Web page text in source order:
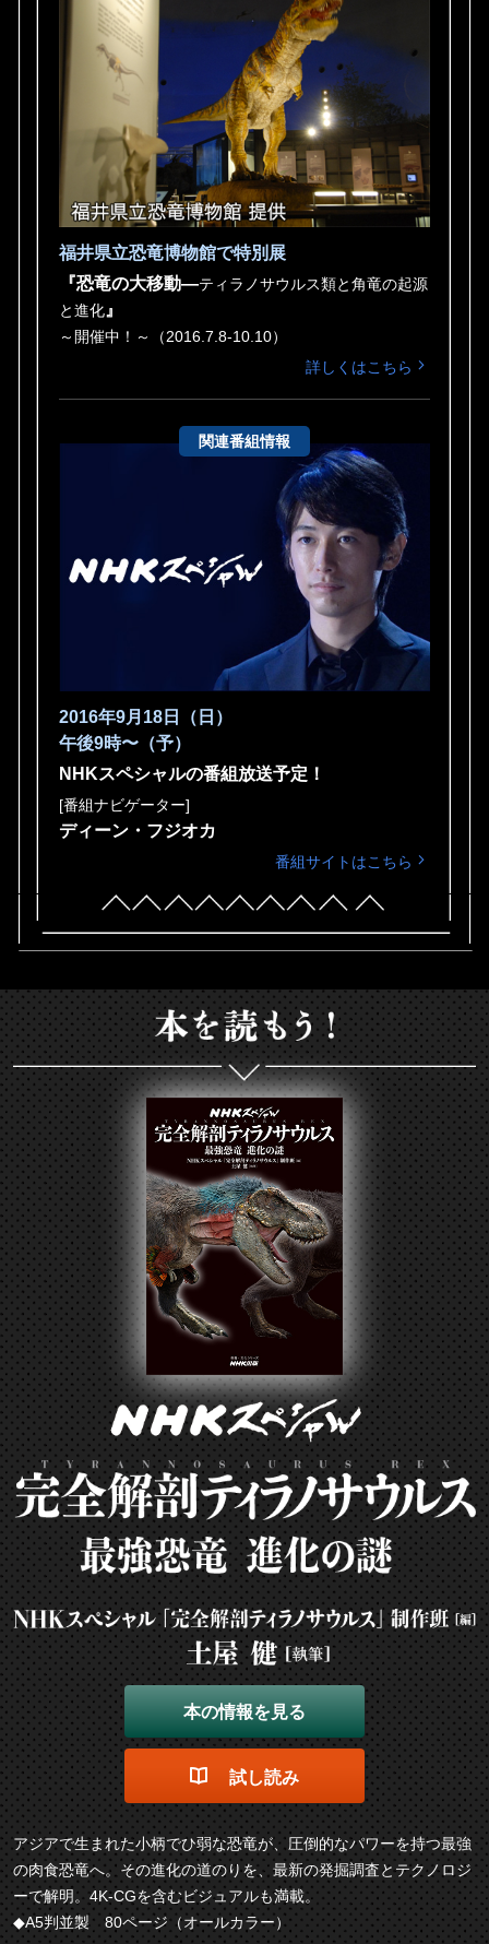
福井県立恐竜博物館で特別展
『恐竜の大移動—ティラノサウルス類と角竜の起源
と進化』
～開催中！～（2016.7.8-10.10）
詳しくはこちら
関連番組情報
2016年9月18日（日）
午後9時〜（予）
NHKスペシャルの番組放送予定！
[番組ナビゲーター]
ディーン・フジオカ
番組サイトはこちら
本の情報を見る
試し読み
アジアで生まれた小柄でひ弱な恐竜が、圧倒的なパワーを持つ最強
の肉食恐竜へ。その進化の道のりを、最新の発掘調査とテクノロジ
ーで解明。4K-CGを含むビジュアルも満載。
◆A5判並製 80ページ（オールカラー）